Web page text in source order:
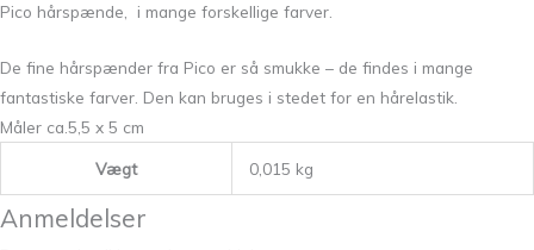
Pico hårspænde, i mange forskellige farver.
De fine hårspænder fra Pico er så smukke – de findes i mange
fantastiske farver. Den kan bruges i stedet for en hårelastik.
Måler ca.5,5 x 5 cm
Vægt 0,015 kg
Anmeldelser